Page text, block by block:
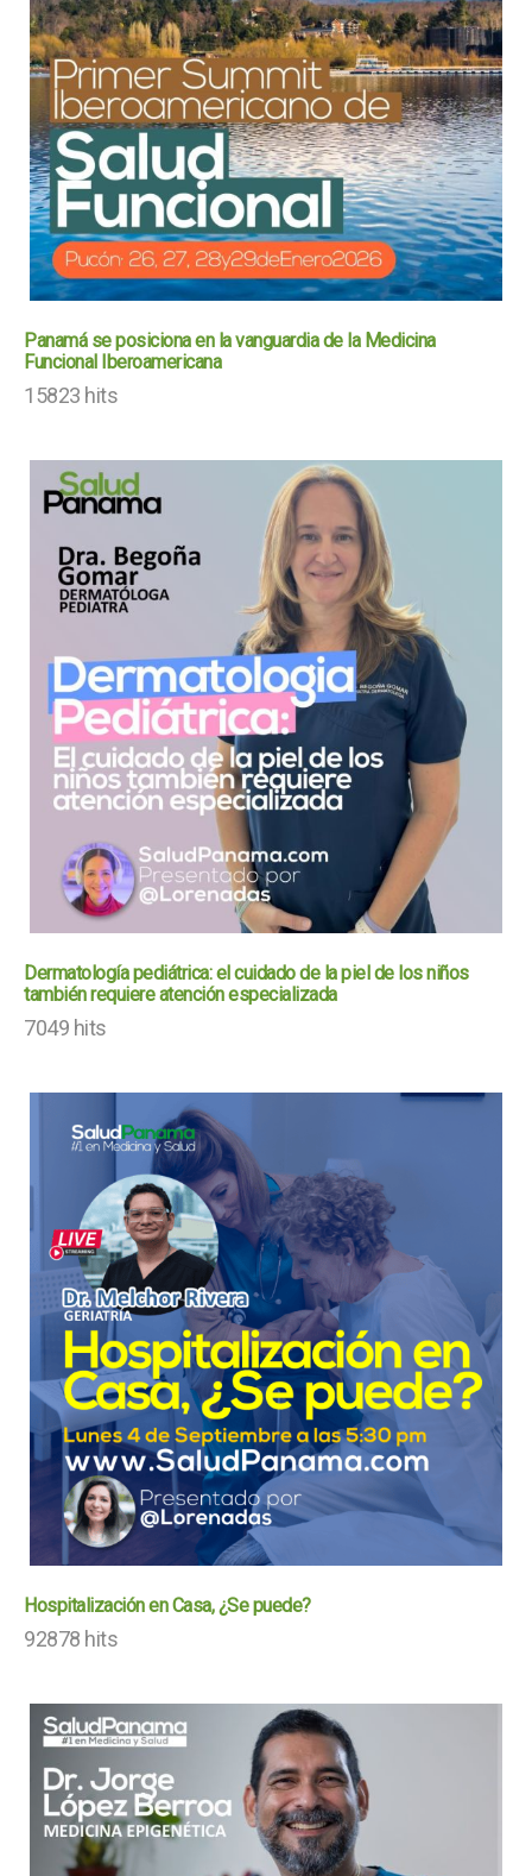
Panamá se posiciona en la vanguardia de la Medicina
Funcional Iberoamericana
15823 hits
Dermatología pediátrica: el cuidado de la piel de los niños
también requiere atención especializada
7049 hits
Hospitalización en Casa, ¿Se puede?
92878 hits